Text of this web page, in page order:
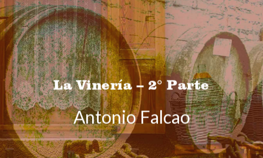
La Vinería – 2° Parte
Antonio Falcao